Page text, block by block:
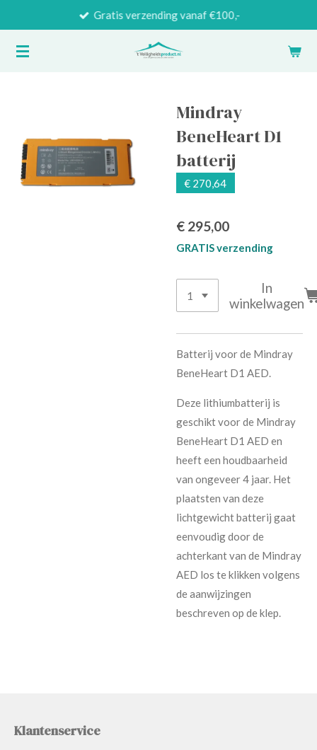
naar
Gratis verzending vanaf €100,-
Mindray
BeneHeart D1
batterij
€ 270,64
€ 295,00
GRATIS verzending
In
winkelwagen
Batterij voor de Mindray
BeneHeart D1 AED.
Deze lithiumbatterij is
geschikt voor de Mindray
BeneHeart D1 AED en
heeft een houdbaarheid
van ongeveer 4 jaar. Het
plaatsten van deze
lichtgewicht batterij gaat
eenvoudig door de
achterkant van de Mindray
AED los te klikken volgens
de aanwijzingen
beschreven op de klep.
Klantenservice